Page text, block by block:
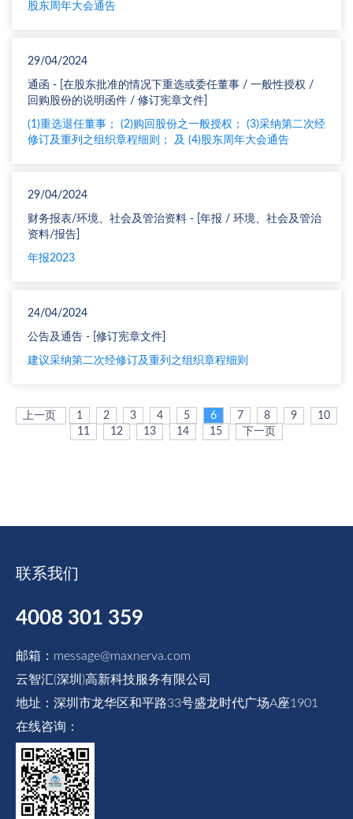
股东周年大会通告
29/04/2024
通函 - [在股东批准的情况下重选或委任董事 / 一般性授权 /
回购股份的说明函件 / 修订宪章文件]
(1)重选退任董事； (2)购回股份之一般授权； (3)采纳第二次经
修订及重列之组织章程细则； 及 (4)股东周年大会通告
29/04/2024
财务报表/环境、社会及管治资料 - [年报 / 环境、社会及管治
资料/报告]
年报2023
24/04/2024
公告及通告 - [修订宪章文件]
建议采纳第二次经修订及重列之组织章程细则
上一页 1 2 3 4 5 6 7 8 9
10
11
12 13 14 15 下一页
联系我们
4008 301 359
邮箱：message@maxnerva.com
云智汇(深圳)高新科技服务有限公司
地址：深圳市龙华区和平路33号盛龙时代广场A座1901
在线咨询：